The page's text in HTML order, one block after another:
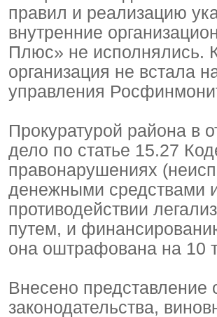
правил и реализацию
внутренние
Плюс» не исполнялись.
организация не встала
управления
Прокуратурой района
дело по статье 15.27
правонарушениях
денежными средствами
противодействии
путем, и
она оштрафована на 10
Внесено
законодательства,